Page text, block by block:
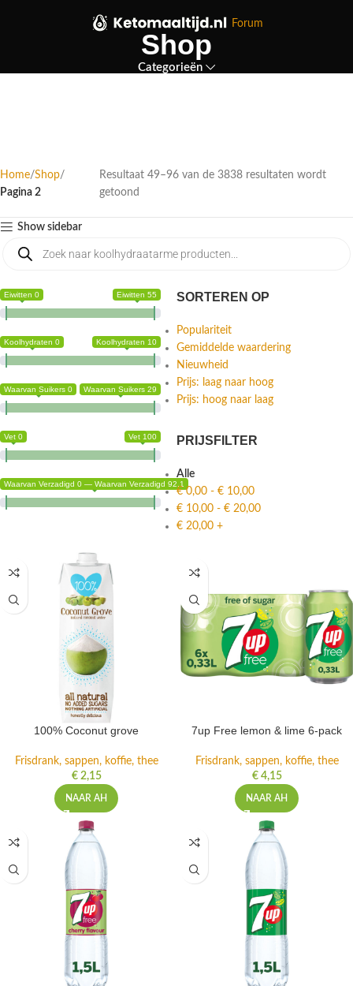
Forum
Shop
Categorieën
Home Shop
Pagina 2
Resultaat 49–96 van de 3838 resultaten wordt
getoond
Show sidebar
Eiwitten 0 Eiwitten 55
Koolhydraten 0 Koolhydraten 10
Waarvan Suikers 0 Waarvan Suikers 29
Vet 0 Vet 100
Waarvan Verzadigd 0 — Waarvan Verzadigd 92.1
SORTEREN OP
Populariteit
Gemiddelde waardering
Nieuwheid
Prijs: laag naar hoog
Prijs: hoog naar laag
PRIJSFILTER
Alle
€0,00 - € 10,00
€ 10,00 - € 20,00
€ 20,00 +
100% Coconut grove
Frisdrank, sappen, koffie, thee
€2,15
NAAR AH
7up Free lemon & lime 6-pack
Frisdrank, sappen, koffie, thee
€4,15
NAAR AH